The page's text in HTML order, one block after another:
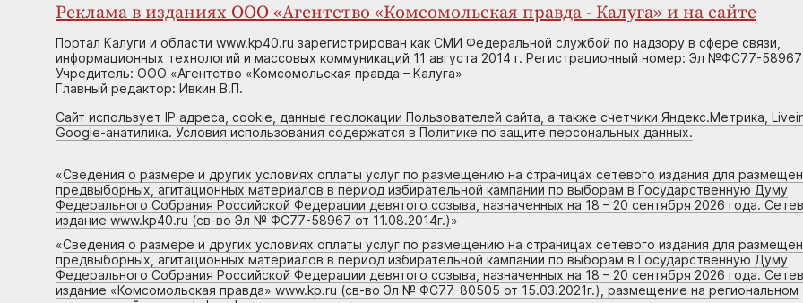
Реклама в изданиях ООО «Агентство «Комсомольская правда - Калуга» и на сайте
Портал Калуги и области www.kp40.ru зарегистрирован как СМИ Федеральной службой по надзору в сфере связи,
информационных технологий и массовых коммуникаций 11 августа 2014 г. Регистрационный номер: Эл №ФС77-58967
Учредитель: ООО «Агентство «Комсомольская правда – Калуга»
Главный редактор: Ивкин В.П.
Сайт использует IP адреса, cookie, данные геолокации Пользователей сайта, а также счетчики Яндекс.Метрика,
Google-анатилика. Условия использования содержатся в Политике по защите персональных данных.
«Сведения о размере и других условиях оплаты услуг по размещению на страницах сетевого издания для
предвыборных, агитационных материалов в период избирательной кампании по выборам в Государственную Думу
Федерального Собрания Российской Федерации девятого созыва, назначенных на 18 – 20 сентября 2026 года.
издание www.kp40.ru (св-во Эл № ФС77-58967 от 11.08.2014г.)»
«Сведения о размере и других условиях оплаты услуг по размещению на страницах сетевого издания для
предвыборных, агитационных материалов в период избирательной кампании по выборам в Государственную Думу
Федерального Собрания Российской Федерации девятого созыва, назначенных на 18 – 20 сентября 2026 года.
издание «Комсомольская правда» www.kp.ru (св-во Эл № ФС77-80505 от 15.03.2021г.), размещение на региональном